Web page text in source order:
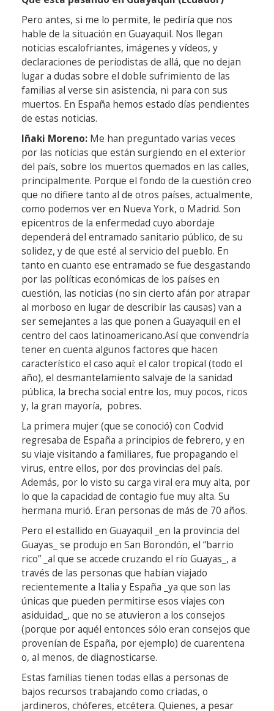
Pero antes, si me lo permite, le pediría que nos
hable de la situación en Guayaquil. Nos llegan
noticias escalofriantes, imágenes y vídeos, y
declaraciones de periodistas de allá, que no dejan
lugar a dudas sobre el doble sufrimiento de las
familias al verse sin asistencia, ni para con sus
muertos. En España hemos estado días pendientes
de estas noticias.
Iñaki Moreno: Me han preguntado varias veces
por las noticias que están surgiendo en el exterior
del país, sobre los muertos quemados en las calles,
principalmente. Porque el fondo de la cuestión creo
que no difiere tanto al de otros países, actualmente,
como podemos ver en Nueva York, o Madrid. Son
epicentros de la enfermedad cuyo abordaje
dependerá del entramado sanitario público, de su
solidez, y de que esté al servicio del pueblo. En
tanto en cuanto ese entramado se fue desgastando
por las políticas económicas de los países en
cuestión, las noticias (no sin cierto afán por atrapar
al morboso en lugar de describir las causas) van a
ser semejantes a las que ponen a Guayaquil en el
centro del caos latinoamericano.Así que convendría
tener en cuenta algunos factores que hacen
característico el caso aquí: el calor tropical (todo el
año), el desmantelamiento salvaje de la sanidad
pública, la brecha social entre los, muy pocos, ricos
y, la gran mayoría, pobres.
La primera mujer (que se conoció) con Codvid
regresaba de España a principios de febrero, y en
su viaje visitando a familiares, fue propagando el
virus, entre ellos, por dos provincias del país.
Además, por lo visto su carga viral era muy alta, por
lo que la capacidad de contagio fue muy alta. Su
hermana murió. Eran personas de más de 70 años.
Pero el estallido en Guayaquil _en la provincia del
Guayas_ se produjo en San Borondón, el “barrio
rico” _al que se accede cruzando el río Guayas_, a
través de las personas que habían viajado
recientemente a Italia y España _ya que son las
únicas que pueden permitirse esos viajes con
asiduidad_, que no se atuvieron a los consejos
(porque por aquél entonces sólo eran consejos que
provenían de España, por ejemplo) de cuarentena
o, al menos, de diagnosticarse.
Estas familias tienen todas ellas a personas de
bajos recursos trabajando como criadas, o
jardineros, chóferes, etcétera. Quienes, a pesar